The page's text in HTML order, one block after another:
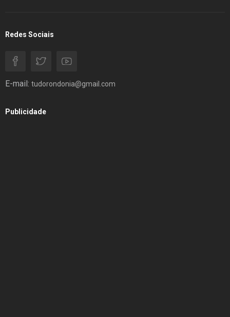
Redes Sociais
E-mail: tudorondonia@gmail.com
Publicidade